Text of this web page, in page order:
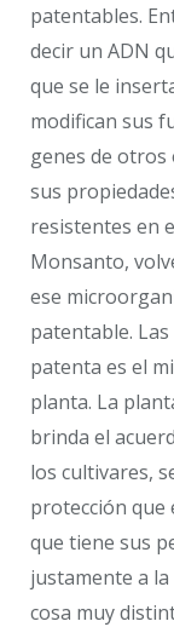
patentables.
decir un ADN
que se le
modifican sus
genes de otros
sus
resistentes en
Monsanto,
ese
patentable.
patenta es el
planta. La
brinda el
los cultivares,
protección que
que tiene sus
justamente a
cosa muy